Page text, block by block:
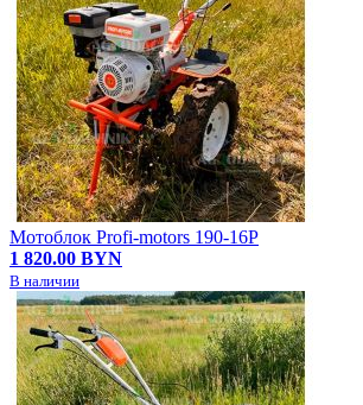
Мотоблок Profi-motors 190-16P
1 820.00 BYN
В наличии